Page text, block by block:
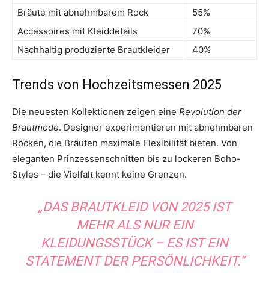
Bräute mit abnehmbarem Rock
55%
Accessoires mit Kleiddetails
70%
Nachhaltig produzierte Brautkleider
40%
Trends von Hochzeitsmessen 2025
Die neuesten Kollektionen zeigen eine Revolution der
Brautmode. Designer experimentieren mit abnehmbaren
Röcken, die Bräuten maximale Flexibilität bieten. Von
eleganten Prinzessenschnitten bis zu lockeren Boho-
Styles – die Vielfalt kennt keine Grenzen.
„DAS BRAUTKLEID VON 2025 IST
MEHR ALS NUR EIN
KLEIDUNGSSTÜCK – ES IST EIN
STATEMENT DER PERSÖNLICHKEIT.“